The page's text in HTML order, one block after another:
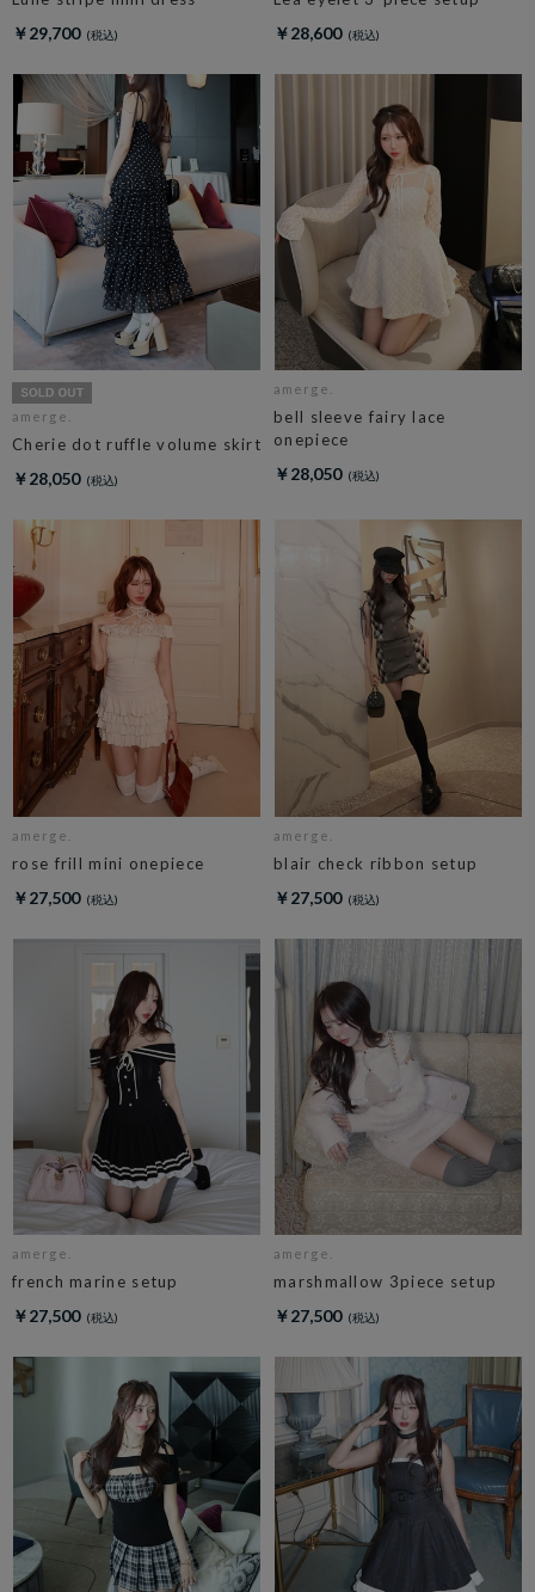
￥29,700 ￥28,600
amerge.
Cherie dot ruffle volume skirt
￥28,050
amerge.
bell sleeve fairy lace
onepiece
￥28,050
amerge.
rose frill mini onepiece
￥27,500
amerge.
blair check ribbon setup
￥27,500
amerge.
french marine setup
￥27,500
amerge.
marshmallow 3piece setup
￥27,500